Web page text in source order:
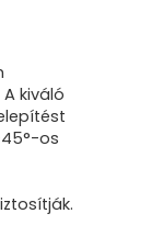
kiváló
os